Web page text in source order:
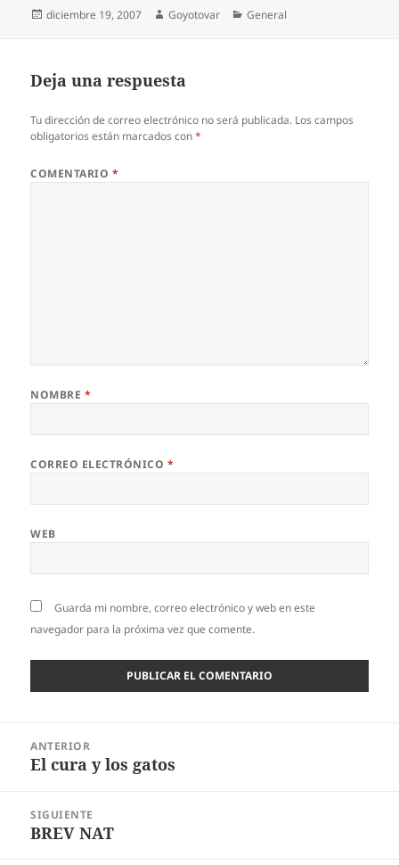
Publicado
diciembre 19, 2007 Autor
Goyotovar Categorías
General
Deja una respuesta
Tu dirección de correo electrónico no será publicada. Los campos
obligatorios están marcados con*
COMENTARIO *
NOMBRE *
CORREO ELECTRÓNICO *
WEB
Guarda mi nombre, correo electrónico y web en este
navegador para la próxima vez que comente.
entradas
ANTERIOR
Entrada
El cura y los gatos
SIGUIENTE
Entrada
BREV NAT